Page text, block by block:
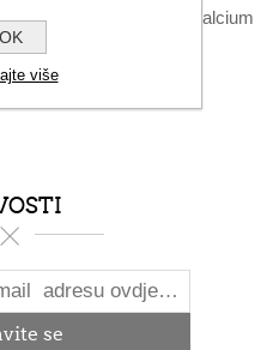
Violet)TalcKaolinCalcium
iz organskog uzgoja
OK
više